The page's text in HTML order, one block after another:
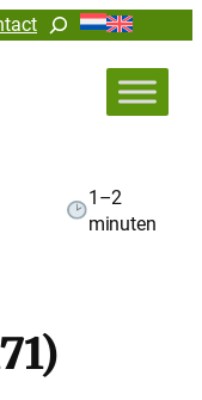
Zoeken
1–2
minuten